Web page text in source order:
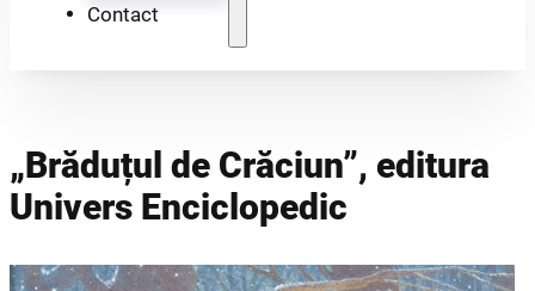
Contact
„Brăduțul de Crăciun”, editura
Univers Enciclopedic